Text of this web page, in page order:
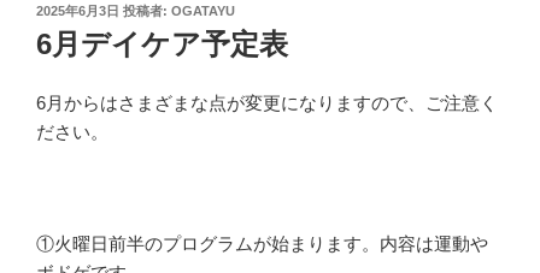
投
稿
日:
2025年6月3日 投稿者: OGATAYU
6月デイケア予定表
6月からはさまざまな点が変更になりますので、ご注意く
ださい。
①火曜日前半のプログラムが始まります。内容は運動や